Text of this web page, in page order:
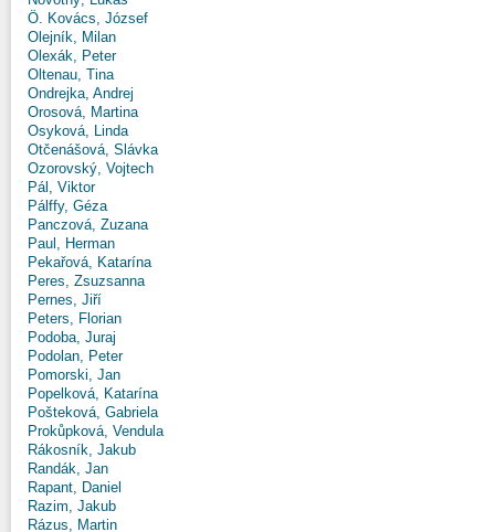
Ö. Kovács, József
Olejník, Milan
Olexák, Peter
Oltenau, Tina
Ondrejka, Andrej
Orosová, Martina
Osyková, Linda
Otčenášová, Slávka
Ozorovský, Vojtech
Pál, Viktor
Pálffy, Géza
Panczová, Zuzana
Paul, Herman
Pekařová, Katarína
Peres, Zsuzsanna
Pernes, Jiří
Peters, Florian
Podoba, Juraj
Podolan, Peter
Pomorski, Jan
Popelková, Katarína
Pošteková, Gabriela
Prokůpková, Vendula
Rákosník, Jakub
Randák, Jan
Rapant, Daniel
Razim, Jakub
Rázus, Martin